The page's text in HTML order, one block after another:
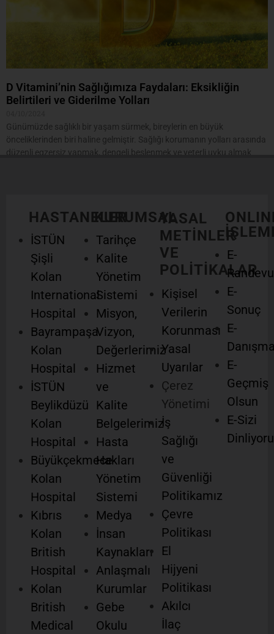
D Vitamini’nin Sağlığımıza Faydaları: Eksikliğin
Belirtileri ve Giderilme Yolları
Günümüzde sağlıklı bir yaşam sürmek, bireylerin en büyük
önceliklerinden biri haline gelmiştir. Sağlığı korumanın yolları arasında
düzenli egzersiz yapmak, dengeli beslenmek ve yeterli uyku almak
HASTANELER
İSTÜN
Şişli
Kolan
International
Hospital
Bayrampaşa
Kolan
Hospital
İSTÜN
Beylikdüzü
Kolan
Hospital
Büyükçekmece
Kolan
Hospital
Kıbrıs
Kolan
British
Hospital
Kolan
British
Medical
KURUMSAL
Tarihçe
Kalite
Yönetim
Sistemi
Misyon,
Vizyon,
Değerlerimiz
Hizmet
ve
Kalite
Belgelerimiz
Hasta
Hakları
Yönetim
Sistemi
Medya
İnsan
Kaynakları
Anlaşmalı
Kurumlar
Gebe
Okulu
YASAL
METİNLER
VE
POLİTİKALAR
Kişisel
Verilerin
Korunması
Yasal
Uyarılar
Çerez
Yönetimi
İş
Sağlığı
ve
Güvenliği
Politikamız
Çevre
Politikası
El
Hijyeni
Politikası
Akılcı
İlaç
E-
Randevu
E-
Sonuç
E-
E-
Geçmiş
Olsun
E-Sizi